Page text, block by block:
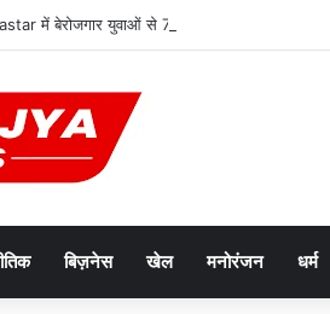
में बेरोजगार युवाओं से 7 महीने में ₹6.5 करोड़ की
बिज़नेस खेल मनोरंजन धर्म